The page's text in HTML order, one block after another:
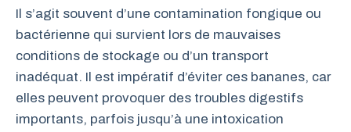
Il s’agit souvent d’une contamination fongique ou
bactérienne qui survient lors de mauvaises
conditions de stockage ou d’un transport
inadéquat. Il est impératif d’éviter ces bananes, car
elles peuvent provoquer des troubles digestifs
importants, parfois jusqu’à une intoxication